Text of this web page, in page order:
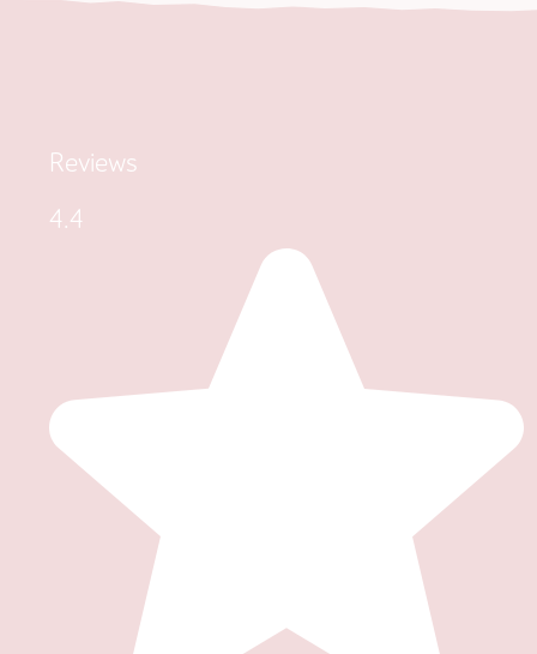
Reviews
4.4